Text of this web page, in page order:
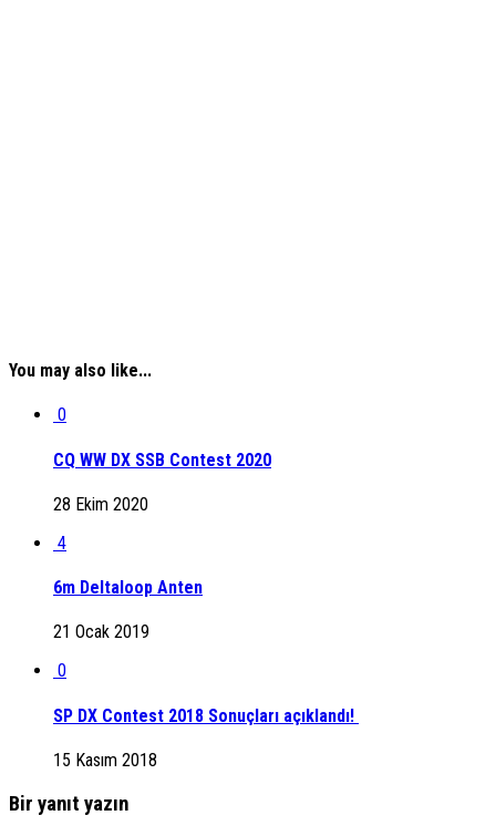
You may also like...
0
CQ WW DX SSB Contest 2020
28 Ekim 2020
4
6m Deltaloop Anten
21 Ocak 2019
0
SP DX Contest 2018 Sonuçları açıklandı!
15 Kasım 2018
Bir yanıt yazın